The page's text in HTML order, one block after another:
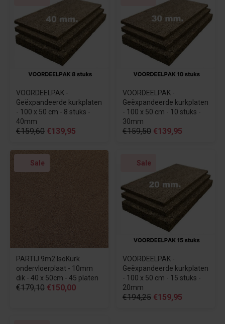
VOORDEELPAK -
Geëxpandeerde kurkplaten
- 100 x 50 cm - 8 stuks -
40mm
€159,60 €139,95
VOORDEELPAK -
Geëxpandeerde kurkplaten
- 100 x 50 cm - 10 stuks -
30mm
€159,50 €139,95
Sale
PARTIJ 9m2 IsoKurk
ondervloerplaat - 10mm
dik - 40 x 50cm - 45 platen
€179,10 €150,00
Sale
VOORDEELPAK -
Geëxpandeerde kurkplaten
- 100 x 50 cm - 15 stuks -
20mm
€194,25 €159,95